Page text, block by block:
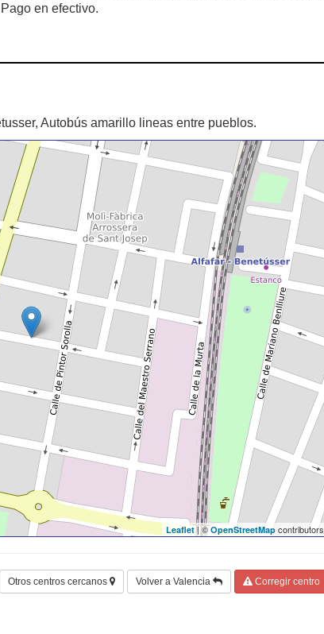
en efectivo.
Autobús amarillo lineas entre pueblos.
Leaflet| ©OpenStreetMap contributors
Otros centros cercanos Volver a Valencia Corregir centro